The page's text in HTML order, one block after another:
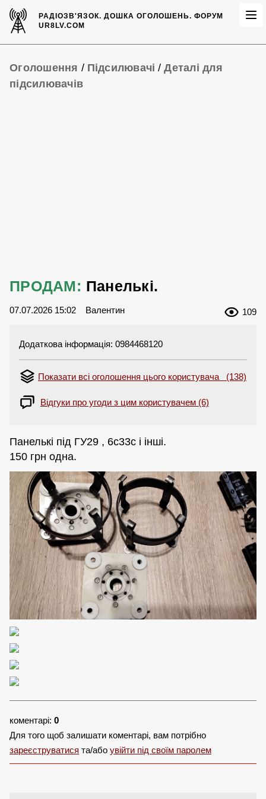
РАДІОЗВ'ЯЗОК.ДОШКА ОГОЛОШЕНЬ. ФОРУМ
UR8LV.COM
Оголошення / Підсилювачі /Деталі для
підсилювачів
ПРОДАМ: Панелькі.
07.07.2026 15:02 Валентин 109
Додаткова інформація: 0984468120
Показати всі оголошення цього користувача (138)
Відгуки про угоди з цим користувачем (6)
Панелькі під ГУ29 , 6с33с і інші.
150 грн одна.
коментарі: 0
Для того щоб залишати коментарі, вам потрібно
зареєструватися та/або увійти під своїм паролем